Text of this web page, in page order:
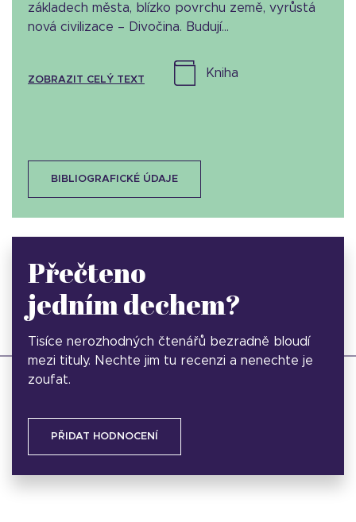
základech města, blízko povrchu země, vyrůstá
nová civilizace – Divočina. Budují...
ZOBRAZIT CELÝ TEXT
kniha
BIBLIOGRAFICKÉ ÚDAJE
Přečteno
jedním dechem?
Tisíce nerozhodných čtenářů bezradně bloudí
mezi tituly. Nechte jim tu recenzi a nenechte je
zoufat.
PŘIDAT HODNOCENÍ